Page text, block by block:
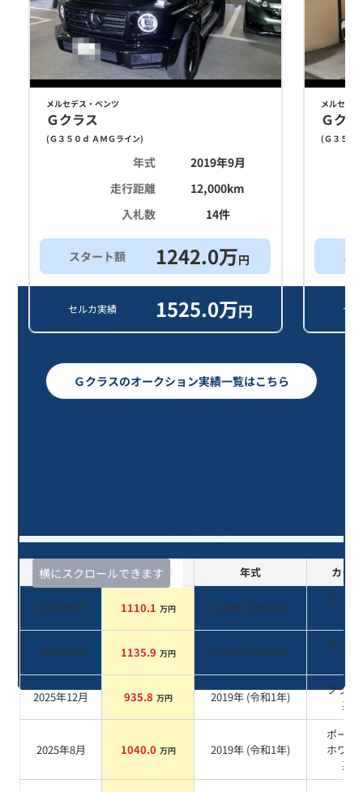
メルセデス・ベンツ
Ｇクラス
(Ｇ３５０ｄ ＡＭＧライン)
年式
2019年9月
走行距離
12,000km
入札数
14件
スタート額 1242.0万円
セルカ実績 1525.0万円
メルセデ
Ｇク
(Ｇ３５０
セ
Ｇクラスのオークション実績一覧はこちら
横にスクロールできます
査定時期 セルカ実績 年式 カラー
2026年8月 1110.1 万円 2019年 (令和1年)
ブラッ
系
2026年3月 1135.9 万円 2019年 (令和1年)
ブラッ
系
2025年12月 935.8 万円 2019年 (令和1年)
ブラッ
系
2025年8月 1040.0 万円 2019年 (令和1年)
ポーラ
ホワイ
系